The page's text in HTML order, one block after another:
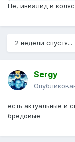
Не, инвалид в
2 недели спустя...
Sergy
есть актуальные и
бредовые